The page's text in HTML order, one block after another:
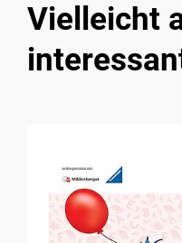
Vielleicht